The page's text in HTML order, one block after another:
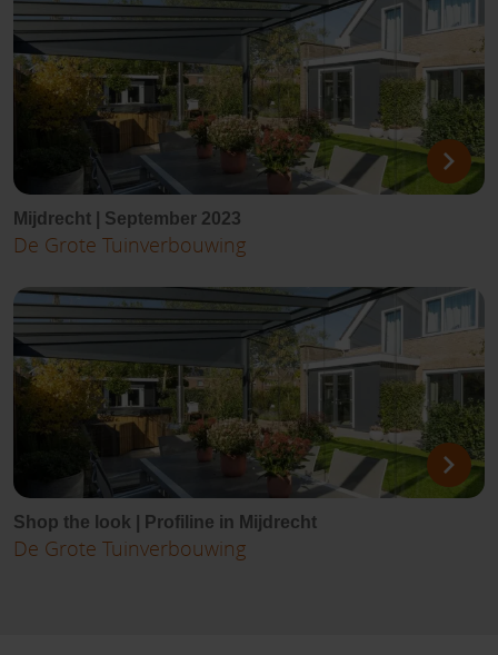
Mijdrecht | September 2023
De Grote Tuinverbouwing
Shop the look | Profiline in Mijdrecht
De Grote Tuinverbouwing